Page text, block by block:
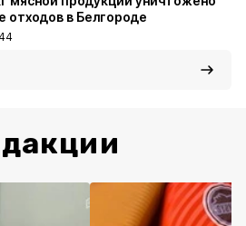
отходов в Белгороде